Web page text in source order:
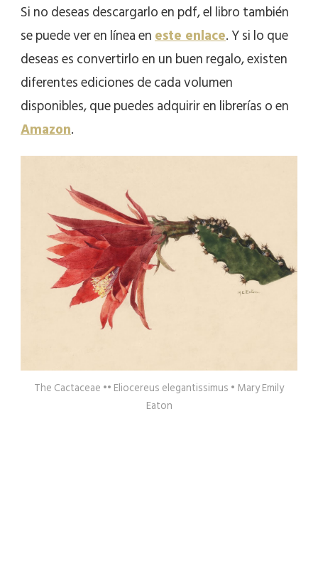
Si no deseas descargarlo en pdf, el libro también
se puede ver en línea eneste enlace. Y si lo que
deseas es convertirlo en un buen regalo, existen
diferentes ediciones de cada volumen
disponibles, que puedes adquirir en librerías o en
Amazon.
The Cactaceae •• Eliocereus elegantissimus • Mary Emily
Eaton